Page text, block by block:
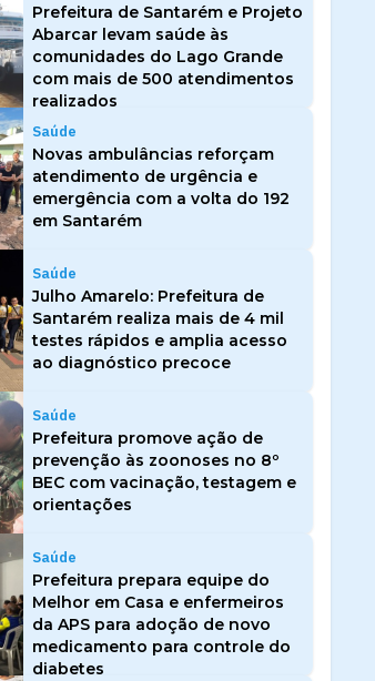
Prefeitura de Santarém e Projeto
Abarcar levam saúde às
comunidades do Lago Grande
com mais de 500 atendimentos
realizados
Saúde
Novas ambulâncias reforçam
atendimento de urgência e
emergência com a volta do 192
em Santarém
Saúde
Julho Amarelo: Prefeitura de
Santarém realiza mais de 4 mil
testes rápidos e amplia acesso
ao diagnóstico precoce
Saúde
Prefeitura promove ação de
prevenção às zoonoses no 8º
BEC com vacinação, testagem e
orientações
Saúde
Prefeitura prepara equipe do
Melhor em Casa e enfermeiros
da APS para adoção de novo
medicamento para controle do
diabetes